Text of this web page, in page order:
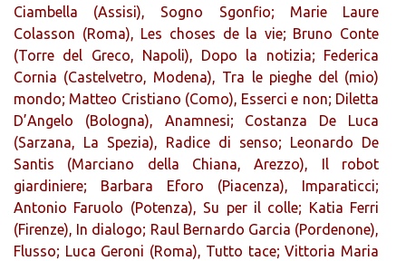
Ciambella (Assisi), Sogno Sgonfio; Marie Laure
Colasson (Roma), Les choses de la vie; Bruno Conte
(Torre del Greco, Napoli), Dopo la notizia; Federica
Cornia (Castelvetro, Modena), Tra le pieghe del (mio)
mondo; Matteo Cristiano (Como), Esserci e non; Diletta
D’Angelo (Bologna), Anamnesi; Costanza De Luca
(Sarzana, La Spezia), Radice di senso; Leonardo De
Santis (Marciano della Chiana, Arezzo), Il robot
giardiniere; Barbara Eforo (Piacenza), Imparaticci;
Antonio Faruolo (Potenza), Su per il colle; Katia Ferri
(Firenze), In dialogo; Raul Bernardo Garcia (Pordenone),
Flusso; Luca Geroni (Roma), Tutto tace; Vittoria Maria